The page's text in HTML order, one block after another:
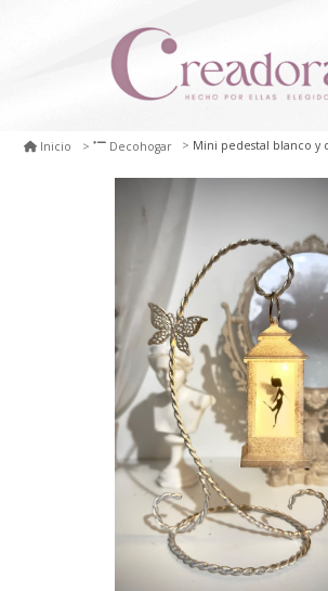
Inicio Decohogar Mini pedestal blanco y